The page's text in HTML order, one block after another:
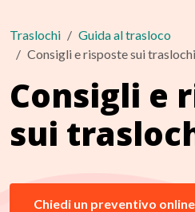
Traslochi
Guida al trasloco
Consigli e risposte sui traslochi
Consigli e
sui
Chiedi un preventivo online